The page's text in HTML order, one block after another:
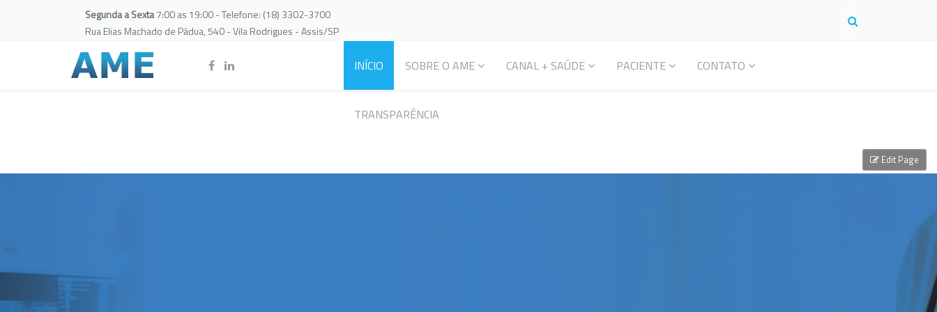
Segunda a Sexta7:00 as 19:00 - Telefone: (18) 3302-3700
Rua Elias Machado de Pádua, 540 - Vila Rodrigues - Assis/SP
INÍCIO SOBRE O AME CANAL + SAÚDE PACIENTE CONTATO
TRANSPARÊNCIA
Edit Page